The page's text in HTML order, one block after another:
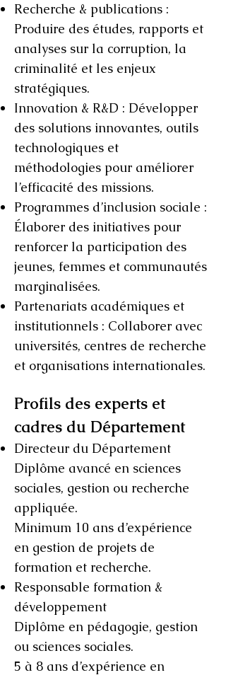
Recherche & publications :
Produire des études, rapports et
analyses sur la corruption, la
criminalité et les enjeux
stratégiques.
Innovation & R&D : Développer
des solutions innovantes, outils
technologiques et
méthodologies pour améliorer
l’efficacité des missions.
Programmes d’inclusion sociale :
Élaborer des initiatives pour
renforcer la participation des
jeunes, femmes et communautés
marginalisées.
Partenariats académiques et
institutionnels : Collaborer avec
universités, centres de recherche
et organisations internationales.
Profils des experts et
cadres du Département
Directeur du Département
Diplôme avancé en sciences
sociales, gestion ou recherche
appliquée.
Minimum 10 ans d’expérience
en gestion de projets de
formation et recherche.
Responsable formation &
développement
Diplôme en pédagogie, gestion
ou sciences sociales.
5 à 8 ans d’expérience en